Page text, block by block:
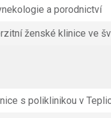
a porodnictví
ženské klinice ve
s poliklinikou v